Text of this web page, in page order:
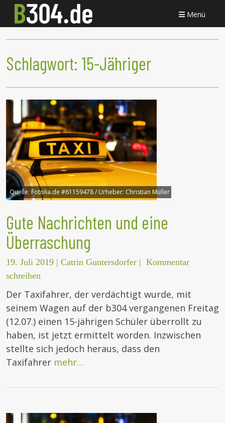
Menü
Schlagwort: 15-Jähriger
Quelle: Fotolia.de #61159478 / Urheber: Christian Müller
Gute Nachrichten und eine
Überraschung
19. Juli 2019 | Catrin Guntersdorfer | Kommentar
schreiben
Der Taxifahrer, der verdächtigt wurde, mit
seinem Wagen auf der b304 vergangenen Freitag
(12.07.) einen 15-jährigen Schüler überrollt zu
haben, ist jetzt ermittelt worden. Inzwischen
stellte sich jedoch heraus, dass den
Taxifahrer mehr…